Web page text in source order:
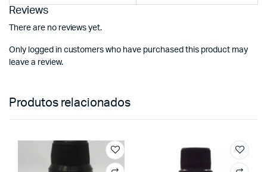
Reviews
There are no reviews yet.
Only logged in customers who have purchased this product may
leave a review.
Produtos relacionados